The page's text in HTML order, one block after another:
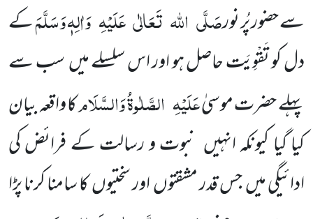
سے حضور پُر نورصَلَّی اللہ تَعَالٰیعَلَیْہِ وَاٰلِہٖ وَسَلَّمَکے
دل کو تَقْوِیَت حاصل ہو اور اس سلسلے میں سب سے
پہلے حضرت موسیٰعَلَیْہِ الصَّلٰوۃُ وَالسَّلَامکا واقعہ بیان
کیا گیا کیونکہ انہیں نبوت و رسالت کے فرائض کی
ادائیگی میں جس قدر مشقتوں اور سختیوں کا سامنا کرنا پڑا